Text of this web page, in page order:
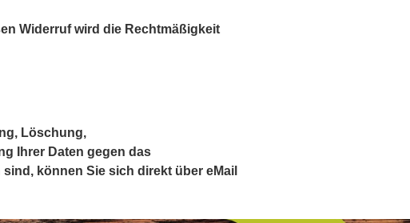
Widerruf wird die Rechtmäßigkeit
Löschung,
Ihrer Daten gegen das
können Sie sich direkt über eMail